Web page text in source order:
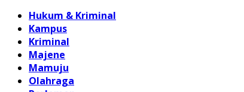
Hukum & Kriminal
Kampus
Kriminal
Majene
Mamuju
Olahraga